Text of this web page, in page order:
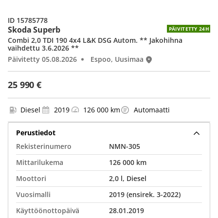
Skoda Superb PÄIVITETTY 24H
25 990 €
Combi 2,0 TDI 190 4x4 L&K DSG Autom. ** Jakohihna
vaihdettu 3.6.2026 **
Päivitetty 05.08.2026
Espoo, Uusimaa
ID 15785778
Diesel 2019 126 000 km Automaatti
Perustiedot
Rekisterinumero
NMN-305
Mittarilukema
126 000 km
Moottori
2,0 l, Diesel
Vuosimalli
2019 (ensirek. 3-2022)
Käyttöönottopäivä
28.01.2019